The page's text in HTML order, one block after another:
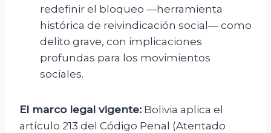
redefinir el bloqueo —herramienta
histórica de reivindicación social— como
delito grave, con implicaciones
profundas para los movimientos
sociales.
El marco legal vigente: Bolivia aplica el
artículo 213 del Código Penal (Atentado